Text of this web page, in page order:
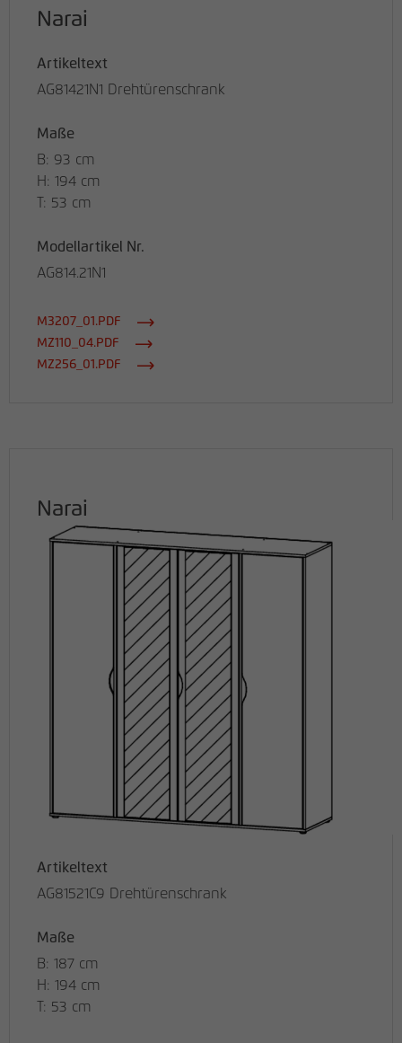
Narai
Artikeltext
AG81421N1 Drehtürenschrank
Maße
B: 93 cm
H: 194 cm
T: 53 cm
Modellartikel Nr.
AG814.21N1
M3207_01.PDF
MZ110_04.PDF
MZ256_01.PDF
Narai
Artikeltext
AG81521C9 Drehtürenschrank
Maße
B: 187 cm
H: 194 cm
T: 53 cm